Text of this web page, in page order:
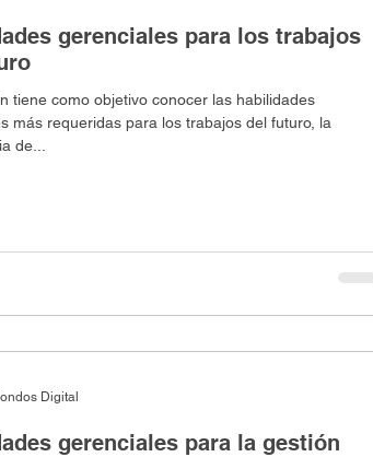
gerenciales para los trabajos
tiene como objetivo conocer las habilidades
más requeridas para los trabajos del futuro, la
de...
gerenciales para la gestión
Digital